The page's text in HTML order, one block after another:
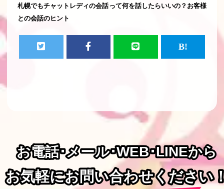
札幌でもチャットレディの会話って何を話したらいいの？お客様
との会話のヒント
お電話･メール･WEB･LINEから
お電話･メール･WEB･LINEから
お気軽にお問い合わせください
お気軽にお問い合わせください